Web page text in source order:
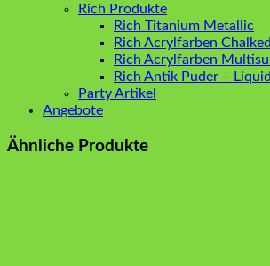
Rich Produkte
Rich Titanium Metallic
Rich Acrylfarben Chalked
Rich Acrylfarben
Rich Antik Puder –
Party Artikel
Angebote
Ähnliche Produkte